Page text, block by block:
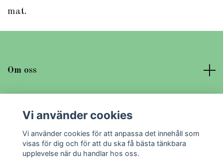
mat.
Om oss
Sociala medier
Vi använder cookies
Vi använder cookies för att anpassa det innehåll som
visas för dig och för att du ska få bästa tänkbara
upplevelse när du handlar hos oss.